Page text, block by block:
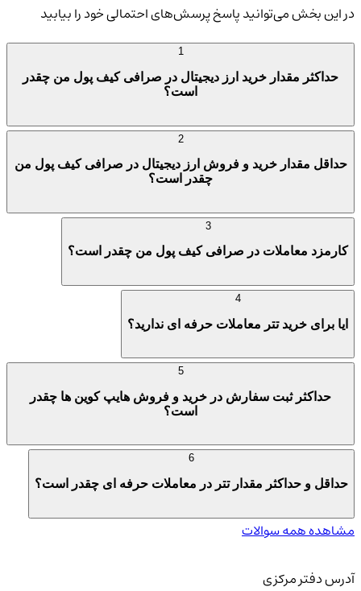
در این بخش می‌توانید پاسخ پرسش‌های احتمالی خود را بیابید
حداکثر مقدار خرید ارز دیجیتال در صرافی کیف پول من چقدر
است؟
حداقل مقدار خرید و فروش ارز دیجیتال در صرافی کیف پول من
چقدر است؟
کارمزد معاملات در صرافی کیف پول من چقدر است؟
ایا برای خرید تتر معاملات حرفه ای ندارید؟
حداکثر ثبت سفارش در خرید و فروش هایپ کوین ها چقدر
است؟
حداقل و حداکثر مقدار تتر در معاملات حرفه ای چقدر است؟
مشاهده همه سوالات
آدرس دفتر مرکزی